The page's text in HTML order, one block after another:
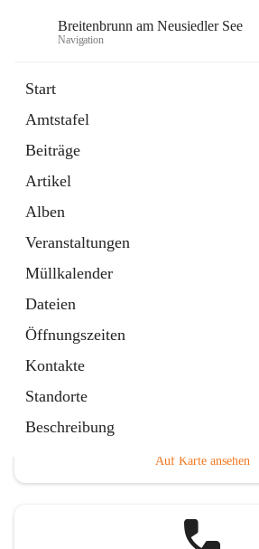
Breitenbrunn am Neusiedler See
Navigation
Start
Amtstafel
Beiträge
Artikel
Alben
Veranstaltungen
Müllkalender
Dateien
Öffnungszeiten
Kontakte
Standorte
Beschreibung
18 Schnellzugriffe
Gemeindeservice
Auf Karte ansehen